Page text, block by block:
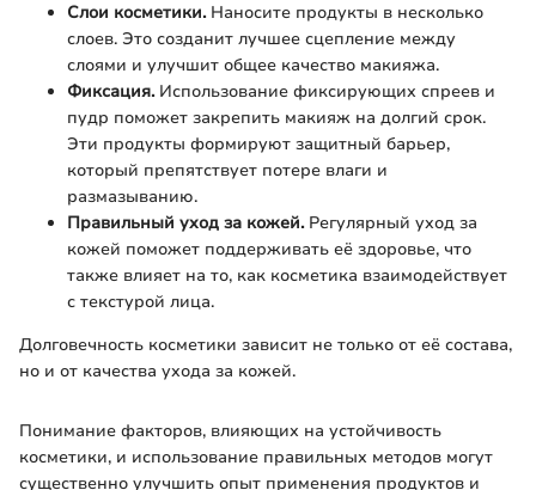
Слои косметики.Наносите продукты в несколько
слоев. Это созданит лучшее сцепление между
слоями и улучшит общее качество макияжа.
Фиксация.Использование фиксирующих спреев и
пудр поможет закрепить макияж на долгий срок.
Эти продукты формируют защитный барьер,
который препятствует потере влаги и
размазыванию.
Правильный уход за кожей.Регулярный уход за
кожей поможет поддерживать её здоровье, что
также влияет на то, как косметика взаимодействует
с текстурой лица.
Долговечность косметики зависит не только от её состава,
но и от качества ухода за кожей.
Понимание факторов, влияющих на устойчивость
косметики, и использование правильных методов могут
существенно улучшить опыт применения продуктов и